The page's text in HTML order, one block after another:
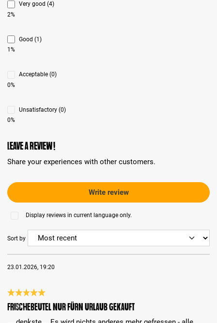
Very good (4)
2%
Good (1)
1%
Acceptable (0)
0%
Unsatisfactory (0)
0%
Leave a review!
Share your experiences with other customers.
Write review
Display reviews in current language only.
Sort by
23.01.2026, 19:20
Review with rating of 5 out of 5 stars
Frischebeutel nur fürn Urlaub gekauft